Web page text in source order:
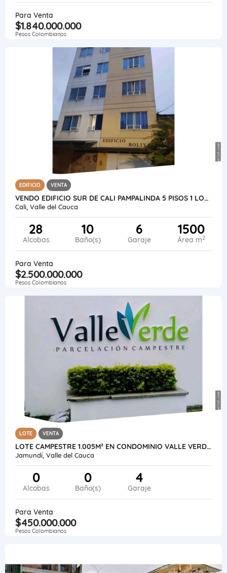
Para Venta
$1.840.000.000
Pesos Colombianos
EDIFICIO VENTA
VENDO EDIFICIO SUR DE CALI PAMPALINDA 5 PISOS 1 LOCAL 14 APARTAMENTOS
Cali, Valle del Cauca
28
Alcobas
10
Baño(s)
6
Garaje
1500
Área m2
Para Venta
$2.500.000.000
Pesos Colombianos
LOTE VENTA
LOTE CAMPESTRE 1.005M² EN CONDOMINIO VALLE VERDE - JAMUNDÍ
Jamundí, Valle del Cauca
0
Alcobas
0
Baño(s)
4
Garaje
Para Venta
$450.000.000
Pesos Colombianos